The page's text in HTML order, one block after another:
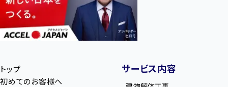
トップ
初めてのお客様へ
サービス内容